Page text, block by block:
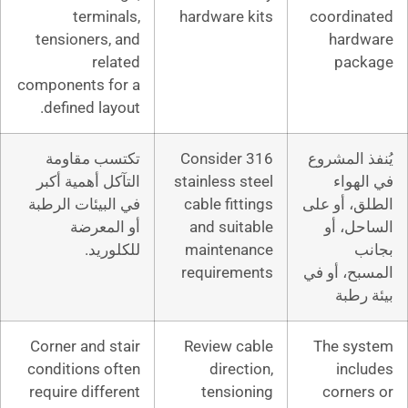
hardware
terminals,
Consider
stainless
cable
and
تكتسب مقاومة
التآكل أهمية أكبر
في البيئات الرطبة
أو المعرضة
للكلوريد.
Review
Corner and stair
conditions often
require different